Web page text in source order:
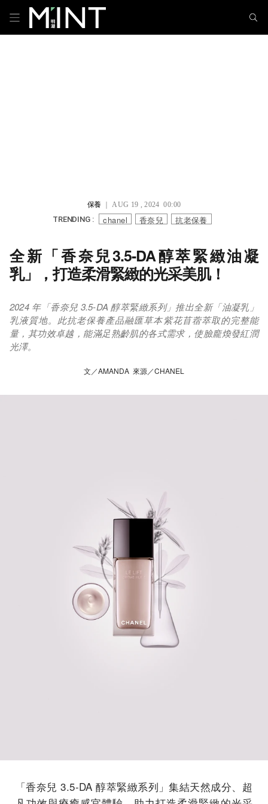
保養｜ AUG 19 , 2024 00:00
TRENDING : chanel 香奈兒 抗老保養
全新「香奈兒3.5-DA醇萃緊緻油凝
乳」，打造柔滑緊緻的光采美肌！
2024 年「香奈兒 3.5-DA 醇萃緊緻系列」推出全新「油凝乳」
乳液質地。此抗老保養產品融匯草本紫花苜蓿萃取的完整能
量，其功效卓越，能滿足熟齡肌的各式需求，使臉龐煥發紅潤
光澤。
文／AMANDA 來源／CHANEL
「香奈兒 3.5-DA 醇萃緊緻系列」集結天然成分、超